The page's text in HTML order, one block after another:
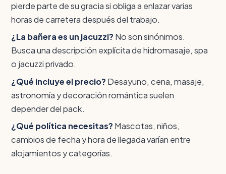
pierde parte de su gracia si obliga a enlazar varias
horas de carretera después del trabajo.
¿La bañera es un jacuzzi? No son sinónimos.
Busca una descripción explícita de hidromasaje, spa
o jacuzzi privado.
¿Qué incluye el precio? Desayuno, cena, masaje,
astronomía y decoración romántica suelen
depender del pack.
¿Qué política necesitas? Mascotas, niños,
cambios de fecha y hora de llegada varían entre
alojamientos y categorías.